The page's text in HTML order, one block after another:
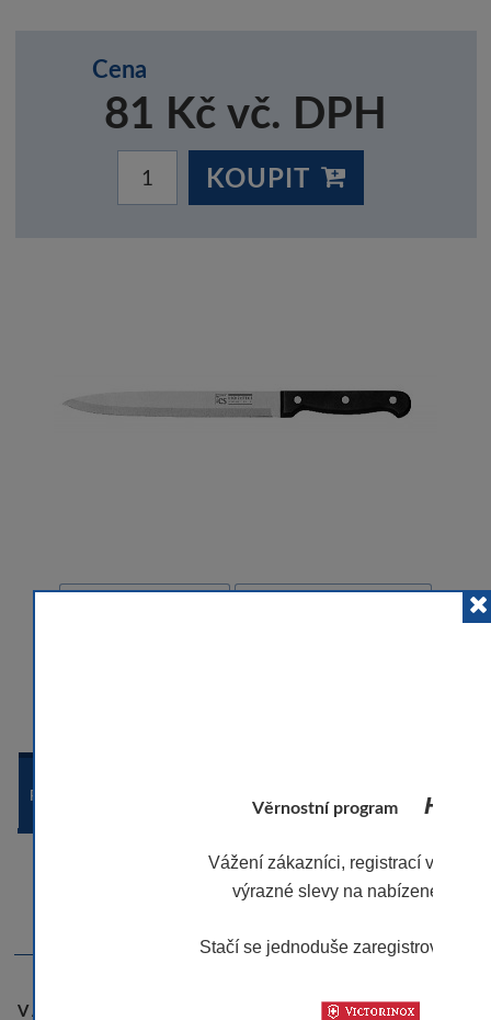
Cena
81 Kč vč. DPH
KOUPIT
POPIS ZBOŽÍ
-Materiál: nerezová ocel
-ergonomická proti skluzová rukojeť
VÁMI NAPOSLEDY PROHLÍŽENÉ
Věrnostní programHonor
Vážení zákazníci, registrací v
výrazné slevy na nabízené
Stačí se jednoduše zaregistrovat.